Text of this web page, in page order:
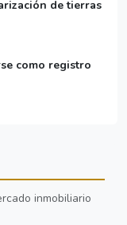
de tierras
como registro
inmobiliario